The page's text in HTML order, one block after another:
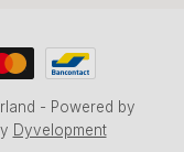
- Powered by
Dyvelopment